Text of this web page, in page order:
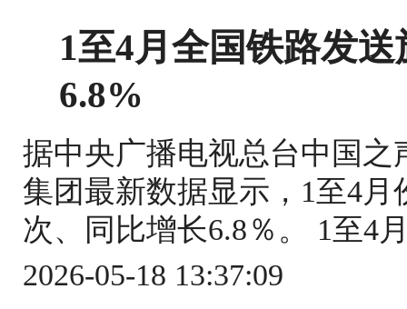
1至4月全国铁路发
6.8%
据中央广播电视总台中国
集团最新数据显示，1至4月
次、同比增长6.8％。 1至4
2026-05-18 13:37:09